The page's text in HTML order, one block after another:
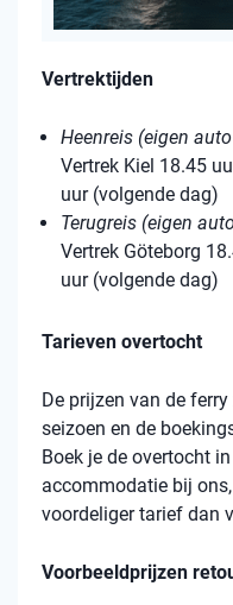
Vertrektijden
Heenreis (eigen
Vertrek Kiel 18.45
uur (volgende dag)
Terugreis (eigen
Vertrek Göteborg
uur (volgende dag)
Tarieven overtocht
De prijzen van de
seizoen en de
Boek je de overtocht
accommodatie bij
voordeliger tarief dan
Voorbeeldprijzen